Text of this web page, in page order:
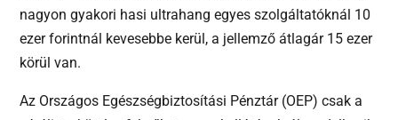
nagyon gyakori hasi ultrahang egyes szolgáltatóknál 10
ezer forintnál kevesebbe kerül, a jellemző átlagár 15 ezer
körül van.
Az Országos Egészségbiztosítási Pénztár (OEP) csak a